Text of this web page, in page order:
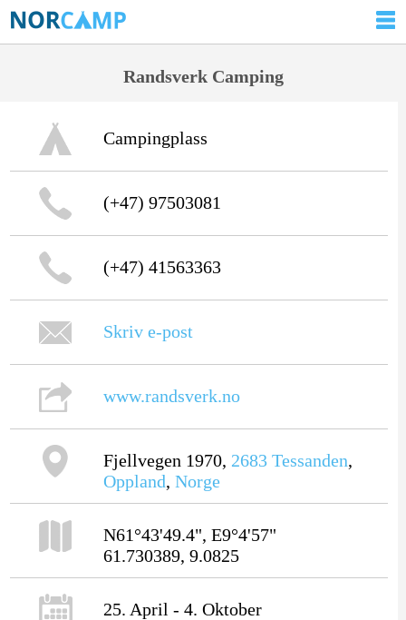
Randsverk Camping
Campingplass
(+47) 97503081
(+47) 41563363
Skriv e-post
www.randsverk.no
Fjellvegen 1970, 2683 Tessanden,
Oppland, Norge
N61°43'49.4", E9°4'57"
61.730389, 9.0825
25. April - 4. Oktober